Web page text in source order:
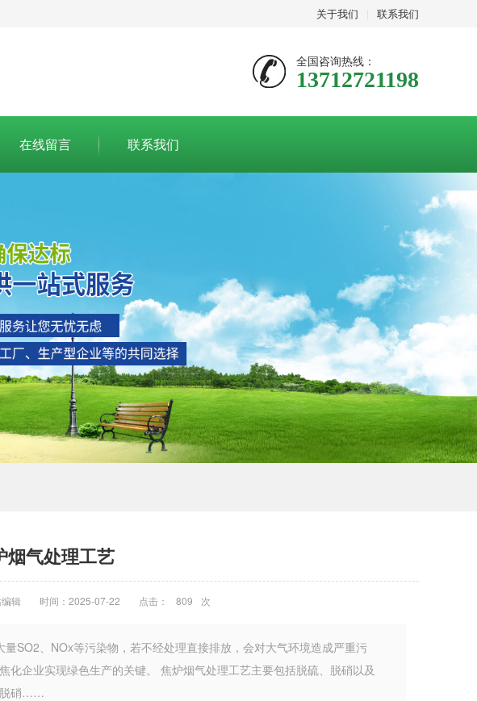
关于我们 联系我们
全国咨询热线：
13712721198
在线留言 联系我们
烟气处理工艺
辑 时间：2025-07-22 点击： 809 次
SO2、NOx等污染物，若不经处理直接排放，会对大气环境造成严重污
企业实现绿色生产的关键。 焦炉烟气处理工艺主要包括脱硫、脱硝以及
脱硝……